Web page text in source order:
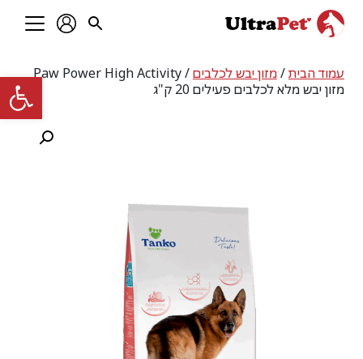
פתח עמוד הבית/מזון יבש לכלבים
/ Paw Power High Activity
מזון יבש מלא לכלבים פעילים 20 ק"ג